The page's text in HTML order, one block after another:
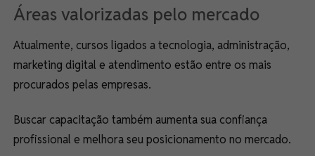
Áreas valorizadas pelo mercado
Atualmente, cursos ligados a tecnologia, administração,
marketing digital e atendimento estão entre os mais
procurados pelas empresas.
Buscar capacitação também aumenta sua confiança
profissional e melhora seu posicionamento no mercado.